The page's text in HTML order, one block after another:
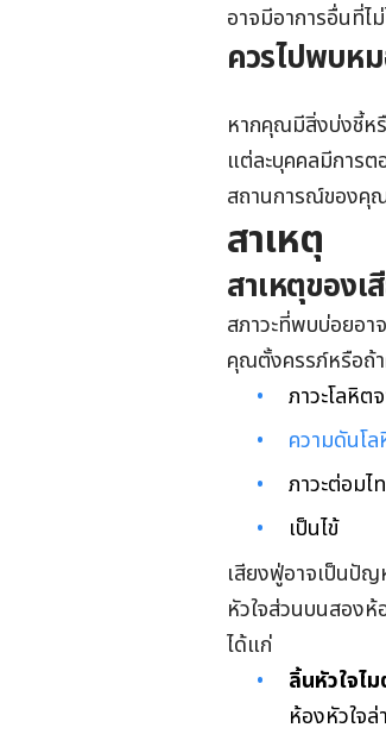
อาจมีอาการอื่นที่
ควรไปพบห
หากคุณมีสิ่งบ่งชี้ห
แต่ละบุคคลมีการ
สถานการณ์ของคุ
สาเหตุ
สาเหตุของเ
สภาวะที่พบบ่อยอา
คุณตั้งครรภ์หรือถ้
ภาวะโลหิต
ความดันโ
ภาวะต่อม
เป็นไข้
เสียงฟู่อาจเป็นปัญ
หัวใจส่วนบนสอง
ได้แก่
ลิ้นหัวใจไ
ห้องหัวใจ